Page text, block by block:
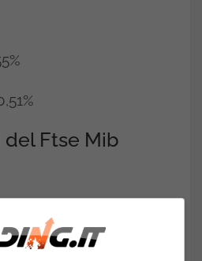
Ftse Mib